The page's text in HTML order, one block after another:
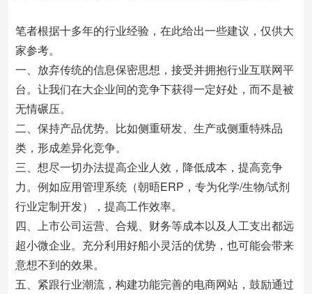
笔者根据十多年的行业经验，在此给出一些建议，仅供大
家参考。
一、放弃传统的信息保密思想，接受并拥抱行业互联网平
台。让我们在大企业间的竞争下获得一定好处，而不是被
无情碾压。
二、保持产品优势。比如侧重研发、生产或侧重特殊品
类，形成差异化竞争。
三、想尽一切办法提高企业人效，降低成本，提高竞争
力。例如应用管理系统（朝晤ERP，专为化学/生物/试剂
行业定制开发），提高工作效率。
四、上市公司运营、合规、财务等成本以及人工支出都远
超小微企业。充分利用好船小灵活的优势，也可能会带来
意想不到的效果。
五、紧跟行业潮流，构建功能完善的电商网站，鼓励通过